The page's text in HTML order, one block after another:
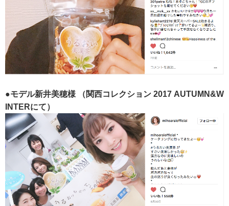
●モデル新井美穂様
（関西コレクション 2017 AUTUMN&W
INTERにて）